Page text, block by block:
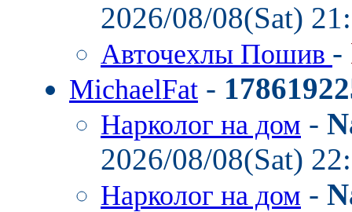
2026/08/08(Sat)
Авточехлы Пошив -
MichaelFat -
Нарколог на дом -
2026/08/08(Sat)
Нарколог на дом -